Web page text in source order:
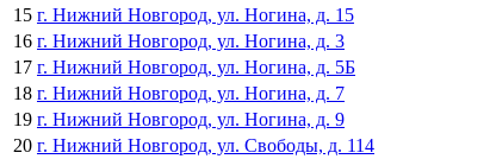
15 г. Нижний Новгород, ул. Ногина, д. 15
16 г. Нижний Новгород, ул. Ногина, д. 3
17 г. Нижний Новгород, ул. Ногина, д. 5Б
18 г. Нижний Новгород, ул. Ногина, д. 7
19 г. Нижний Новгород, ул. Ногина, д. 9
20 г. Нижний Новгород, ул. Свободы, д. 114